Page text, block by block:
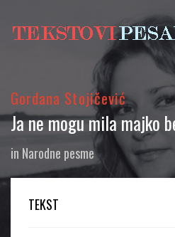
Gordana Stojičević
Ja ne mogu mila majko
in Narodne pesme
TEKST